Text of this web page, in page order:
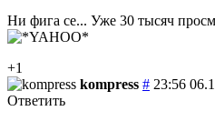
Ни фига се... Уже 30 тысяч
+1
kompress # 23:56
Ответить